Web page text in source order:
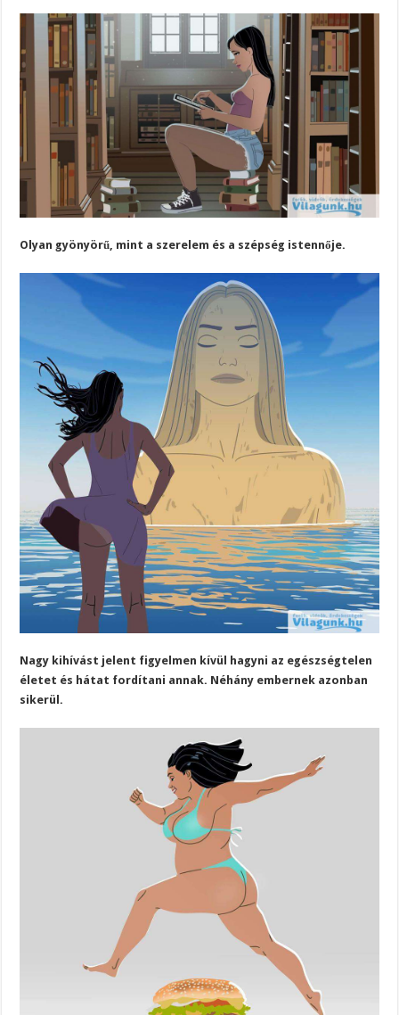
Olyan gyönyörű, mint a szerelem és a szépség istennője.
Nagy kihívást jelent figyelmen kívül hagyni az egészségtelen
életet és hátat fordítani annak. Néhány embernek azonban
sikerül.